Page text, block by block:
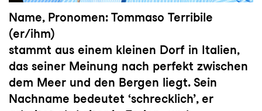
Name, Pronomen: Tommaso Terribile
(er/ihm)
stammt aus einem kleinen Dorf in Italien,
das seiner Meinung nach perfekt zwischen
dem Meer und den Bergen liegt. Sein
Nachname bedeutet ‘schrecklich’, er